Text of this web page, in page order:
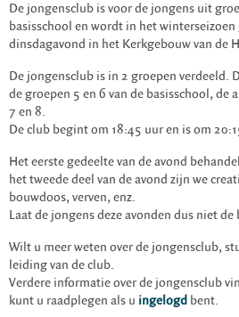
De jongensclub is voor de jongens uit
basisschool en wordt in het
dinsdagavond in het Kerkgebouw van de
De jongensclub is in 2 groepen verdeeld.
de groepen 5 en 6 van de basisschool, de
7 en 8.
De club begint om 18:45 uur en is om
Het eerste gedeelte van de avond
het tweede deel van de avond zijn we
bouwdoos, verven, enz.
Laat de jongens deze avonden dus niet
Wilt u meer weten over de jongensclub,
leiding van de club.
Verdere informatie over de jongensclub
kunt u raadplegen als u ingelogd bent.